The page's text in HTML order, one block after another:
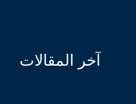
آخر المقالات